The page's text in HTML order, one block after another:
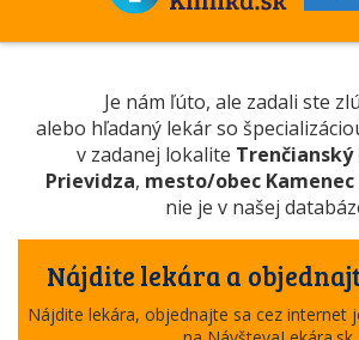
Je nám ľúto, ale zadali ste
alebo hľadaný lekár so
v zadanej lokalite
Prievidza, mesto/obec Kamenec
nie je v našej
Nájdite lekára a
Nájdite lekára, objednajte sa cez internet